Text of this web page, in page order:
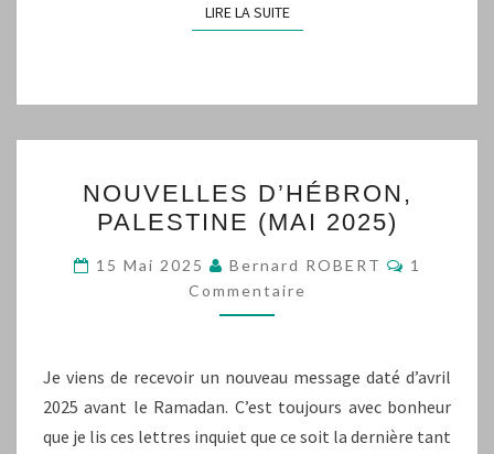
LIRE LA SUITELIRE LA SUITE
D’HÉBRON,
PALESTINE
(MAI
2025)
NOUVELLES D’HÉBRON,
PALESTINE (MAI 2025)
15 Mai 2025 Bernard ROBERT
1
Commentaire
Je viens de recevoir un nouveau message daté d’avril
2025 avant le Ramadan. C’est toujours avec bonheur
que je lis ces lettres inquiet que ce soit la dernière tant